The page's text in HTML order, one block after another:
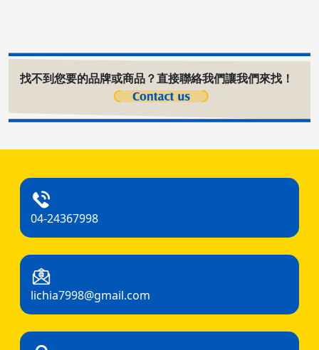
找不到您要的品牌或商品？直接聯絡我們讓我們來找！
04-24367998
lichia7998@gmail.com